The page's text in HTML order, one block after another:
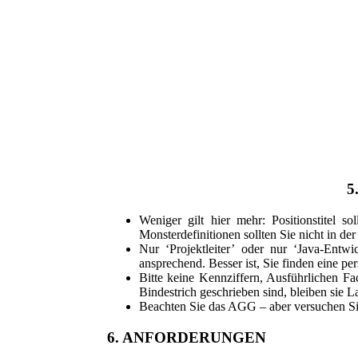
Weniger gilt hier mehr: Positionstitel
Monsterdefinitionen sollten Sie nicht in
Nur ‘Projektleiter’ oder nur ‘Java-
ansprechend. Besser ist, Sie finden eine
Bitte keine Kennziffern, Ausführlichen
Bindestrich geschrieben sind, bleiben sie
Beachten Sie das AGG – aber versuchen
6. ANFORDERUNGEN